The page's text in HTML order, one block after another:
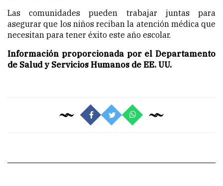
Las comunidades pueden trabajar juntas para
asegurar que los niños reciban la atención médica que
necesitan para tener éxito este año escolar.
Información proporcionada por el Departamento
de Salud y Servicios Humanos de EE. UU.